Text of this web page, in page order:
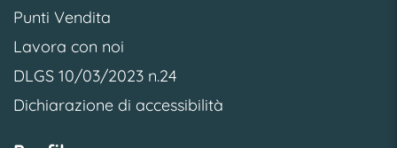
Punti Vendita
Lavora con noi
DLGS 10/03/2023 n.24
Dichiarazione di accessibilità